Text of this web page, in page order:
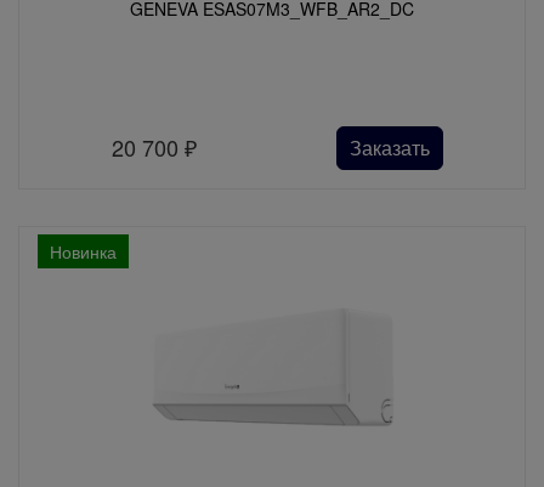
GENEVA ESAS07M3_WFB_AR2_DC
20 700₽ Заказать
Новинка